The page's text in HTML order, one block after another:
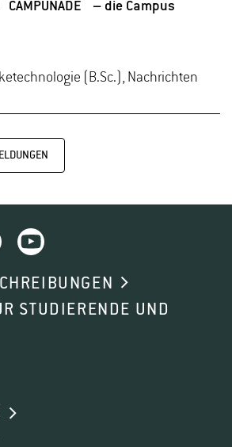
CAMPUNADE – die Campus
(B.Sc.), Nachrichten
STUDIERENDE UND